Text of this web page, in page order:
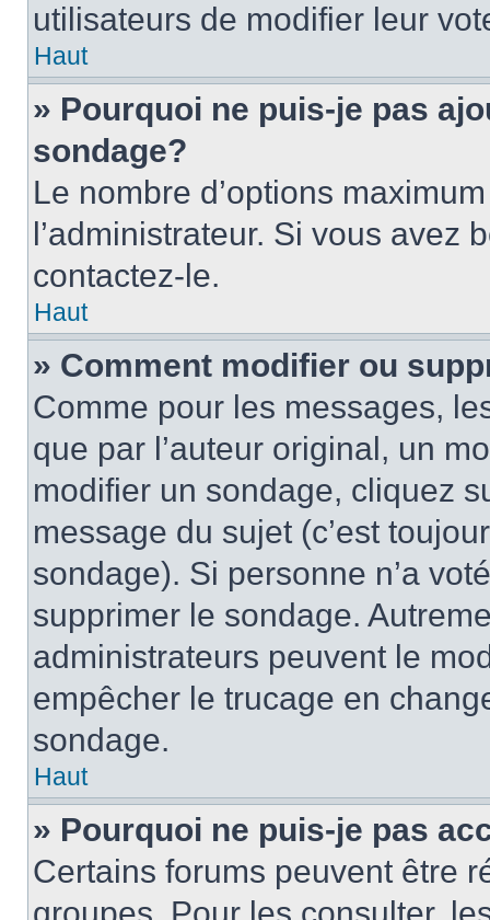
utilisateurs de modifier leur
Haut
» Pourquoi ne puis-je pas
sondage?
Le nombre d’options
l’administrateur. Si vous avez
contactez-le.
Haut
» Comment modifier ou
Comme pour les messages,
que par l’auteur original, un
modifier un sondage, cliquez
message du sujet (c’est
sondage). Si personne n’a
supprimer le sondage.
administrateurs peuvent le
empêcher le trucage en
sondage.
Haut
» Pourquoi ne puis-je pas
Certains forums peuvent être